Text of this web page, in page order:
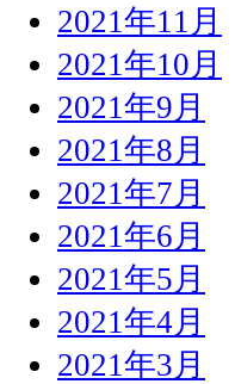
2021年11月
2021年10月
2021年9月
2021年8月
2021年7月
2021年6月
2021年5月
2021年4月
2021年3月